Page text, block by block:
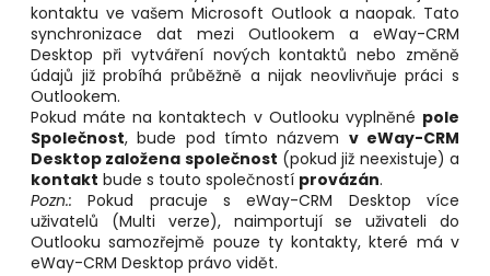
kontaktu ve vašem Microsoft Outlook a naopak. Tato
synchronizace dat mezi Outlookem a eWay-CRM
Desktop při vytváření nových kontaktů nebo změně
údajů již probíhá průběžně a nijak neovlivňuje práci s
Outlookem.
Pokud máte na kontaktech v Outlooku vyplněné pole
Společnost, bude pod tímto názvem v eWay-CRM
Desktop založena společnost (pokud již neexistuje) a
kontakt bude s touto společností provázán.
Pozn.: Pokud pracuje s eWay-CRM Desktop více
uživatelů (Multi verze), naimportují se uživateli do
Outlooku samozřejmě pouze ty kontakty, které má v
eWay-CRM Desktop právo vidět.